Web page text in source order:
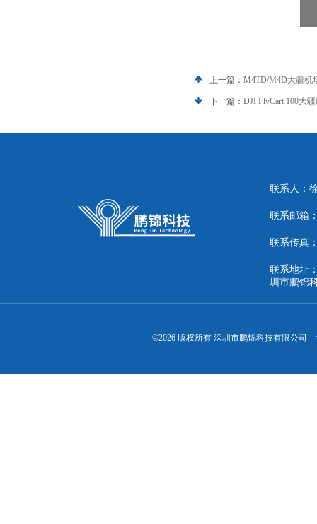
上一篇： M4TD/M4D大疆机
下一篇： DJI FlyCart 100大
联系人：
联系邮箱
联系传真
联系地址
圳市鹏锦
©2026 版权所有 深圳市鹏锦科技有限公司